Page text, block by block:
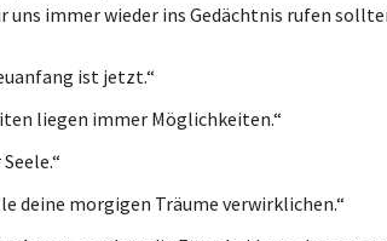
uns immer wieder ins Gedächtnis rufen
ist jetzt.“
liegen immer Möglichkeiten.“
deine morgigen Träume verwirklichen.“